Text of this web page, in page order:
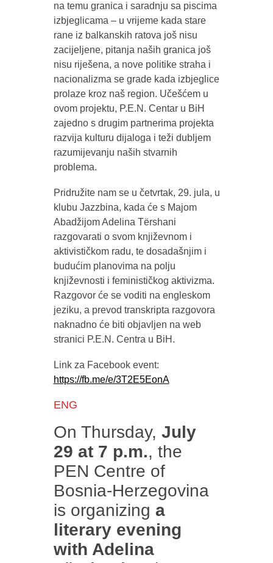
na temu granica i saradnju sa piscima
izbjeglicama – u vrijeme kada stare
rane iz balkanskih ratova još nisu
zacijeljene, pitanja naših granica još
nisu riješena, a nove politike straha i
nacionalizma se grade kada izbjeglice
prolaze kroz naš region. Učešćem u
ovom projektu, P.E.N. Centar u BiH
zajedno s drugim partnerima projekta
razvija kulturu dijaloga i teži dubljem
razumijevanju naših stvarnih
problema.
Pridružite nam se u četvrtak, 29. jula, u
klubu Jazzbina, kada će s Majom
Abadžijom Adelina Tërshani
razgovarati o svom književnom i
aktivističkom radu, te dosadašnjim i
budućim planovima na polju
književnosti i feminističkog aktivizma.
Razgovor će se voditi na engleskom
jeziku, a prevod transkripta razgovora
naknadno će biti objavljen na web
stranici P.E.N. Centra u BiH.
Link za Facebook event:
https://fb.me/e/3T2E5EonA
ENG
On Thursday, July
29 at 7 p.m., the
PEN Centre of
Bosnia-Herzegovina
is organizing a
literary evening
with Adelina